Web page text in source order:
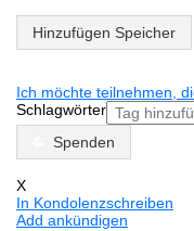
Hinzufügen Speicher
Ich möchte teilnehmen,
Schlagwörter
Spenden
X
In Kondolenzschreiben
Add ankündigen